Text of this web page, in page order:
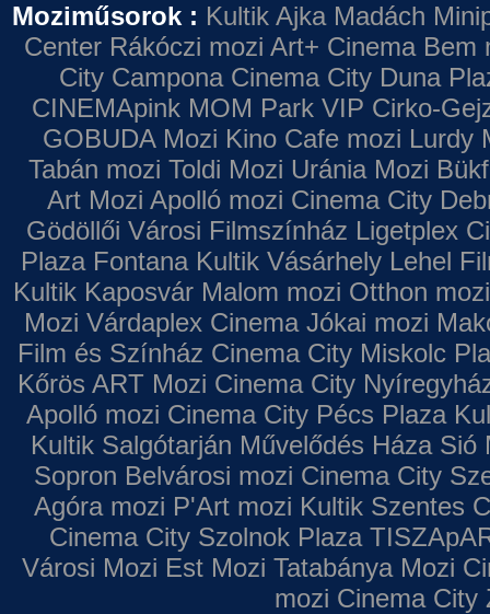
Moziműsorok : Kultik Ajka Madách
Center Rákóczi mozi Art+ Cinema Bem
City Campona Cinema City Duna
CINEMApink MOM Park VIP Cirko-
GOBUDA Mozi Kino Cafe mozi Lurdy
Tabán mozi Toldi Mozi Uránia Mozi
Art Mozi Apolló mozi Cinema City
Gödöllői Városi Filmszínház Ligetplex
Plaza Fontana Kultik Vásárhely Lehel
Kultik Kaposvár Malom mozi Otthon mozi
Mozi Várdaplex Cinema Jókai mozi
Film és Színház Cinema City Miskolc
Kőrös ART Mozi Cinema City
Apolló mozi Cinema City Pécs Plaza
Kultik Salgótarján Művelődés Háza Sió
Sopron Belvárosi mozi Cinema City
Agóra mozi P'Art mozi Kultik Szentes
Cinema City Szolnok Plaza
Városi Mozi Est Mozi Tatabánya Mozi
mozi Cinema City